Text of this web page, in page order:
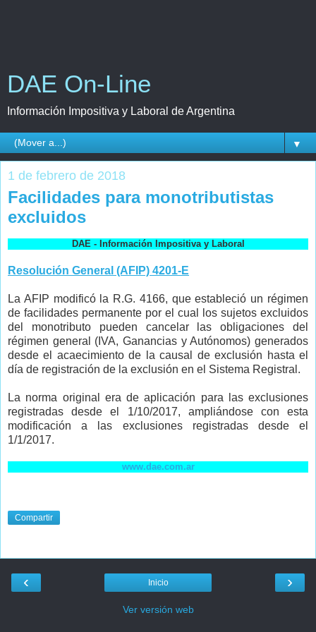
DAE On-Line
Información Impositiva y Laboral de Argentina
▼
1 de febrero de 2018
Facilidades para monotributistas
excluidos
DAE - Información Impositiva y Laboral
Resolución General (AFIP) 4201-E
La AFIP modificó la R.G. 4166, que estableció un régimen
de facilidades permanente por el cual los sujetos excluidos
del monotributo pueden cancelar las obligaciones del
régimen general (IVA, Ganancias y Autónomos) generados
desde el acaecimiento de la causal de exclusión hasta el
día de registración de la exclusión en el Sistema Registral.
La norma original era de aplicación para las exclusiones
registradas desde el 1/10/2017, ampliándose con esta
modificación a las exclusiones registradas desde el
1/1/2017.
www.dae.com.ar
Compartir
‹ ›
Inicio
Ver versión web